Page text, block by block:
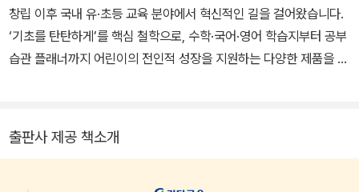
창립 이후 국내 유·초등 교육 분야에서 혁신적인 길을 걸어왔습니다.
‘기초를 탄탄하게’를 핵심 철학으로, 수학·국어·영어 학습지부터 공부
습관 플래너까지 어린이의 전인적 성장을 지원하는 다양한 제품을 선
출판사 제공 책소개